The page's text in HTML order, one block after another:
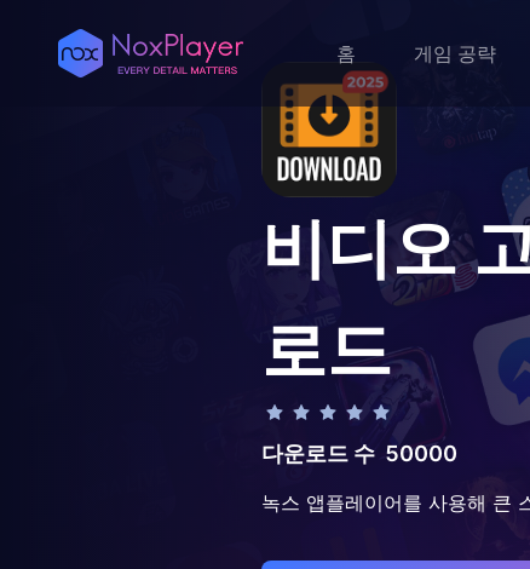
홈 게임 공략
비디오
로드
다운로드 수 50000
녹스 앱플레이어를 사용해 큰